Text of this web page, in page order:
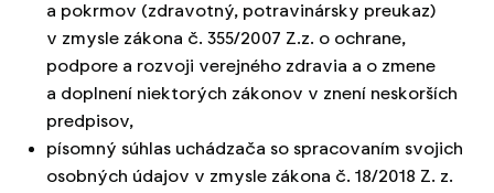
a pokrmov (zdravotný, potravinársky preukaz)
v zmysle zákona č. 355/2007 Z.z. o ochrane,
podpore a rozvoji verejného zdravia a o zmene
a doplnení niektorých zákonov v znení neskorších
predpisov,
písomný súhlas uchádzača so spracovaním svojich
osobných údajov v zmysle zákona č. 18/2018 Z. z.